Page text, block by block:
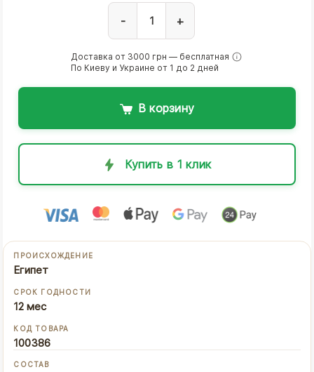
- +
Доставка от 3000 грн — бесплатная
По Киеву и Украине от 1 до 2 дней
В корзину
Купить в 1 клик
ПРОИСХОЖДЕНИЕ
Египет
СРОК ГОДНОСТИ
12 мес
КОД ТОВАРА
100386
СОСТАВ